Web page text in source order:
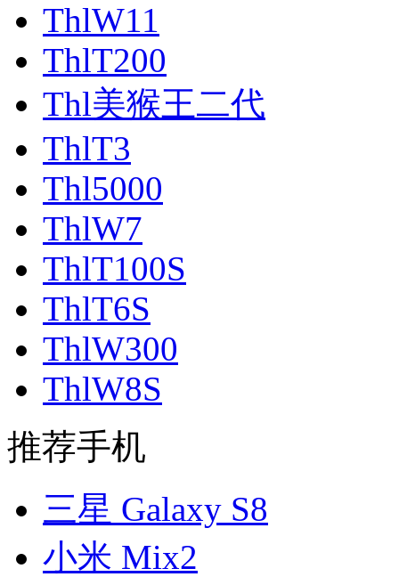
ThlW11
ThlT200
Thl美猴王二代
ThlT3
Thl5000
ThlW7
ThlT100S
ThlT6S
ThlW300
ThlW8S
推荐手机
三星 Galaxy S8
小米 Mix2